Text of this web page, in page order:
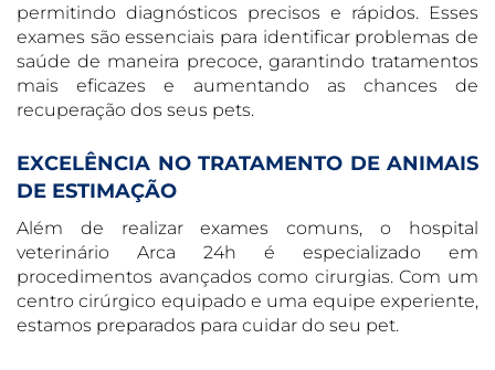
permitindo diagnósticos precisos e rápidos. Esses
exames são essenciais para identificar problemas de
saúde de maneira precoce, garantindo tratamentos
mais eficazes e aumentando as chances de
recuperação dos seus pets.
EXCELÊNCIA NO TRATAMENTO DE ANIMAIS
DE ESTIMAÇÃO
Além de realizar exames comuns, o hospital
veterinário Arca 24h é especializado em
procedimentos avançados como cirurgias. Com um
centro cirúrgico equipado e uma equipe experiente,
estamos preparados para cuidar do seu pet.